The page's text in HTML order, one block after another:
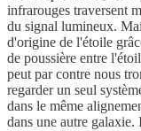
infrarouges traversent
du signal lumineux.
d'origine de l'étoile
de poussière entre
peut par contre nous
regarder un seul
dans le même
dans une autre